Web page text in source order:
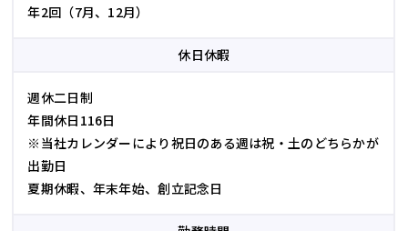
年2回（7月、12月）
休日休暇
週休二日制
年間休日116日
※当社カレンダーにより祝日のある週は祝・土のどちらかが
出勤日
夏期休暇、年末年始、創立記念日